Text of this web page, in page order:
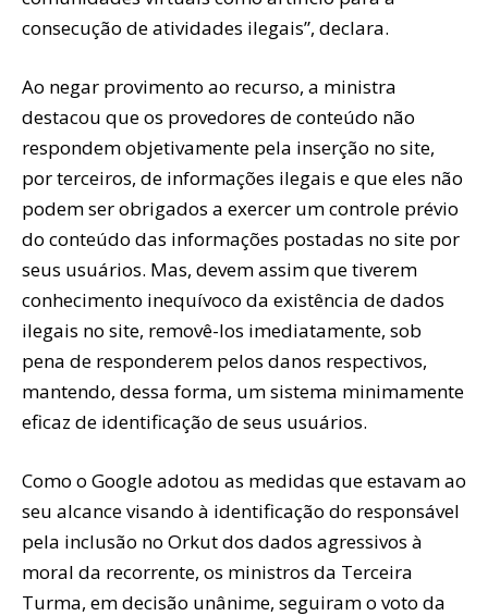
consecução de atividades ilegais”, declara.
Ao negar provimento ao recurso, a ministra
destacou que os provedores de conteúdo não
respondem objetivamente pela inserção no site,
por terceiros, de informações ilegais e que eles não
podem ser obrigados a exercer um controle prévio
do conteúdo das informações postadas no site por
seus usuários. Mas, devem assim que tiverem
conhecimento inequívoco da existência de dados
ilegais no site, removê-los imediatamente, sob
pena de responderem pelos danos respectivos,
mantendo, dessa forma, um sistema minimamente
eficaz de identificação de seus usuários.
Como o Google adotou as medidas que estavam ao
seu alcance visando à identificação do responsável
pela inclusão no Orkut dos dados agressivos à
moral da recorrente, os ministros da Terceira
Turma, em decisão unânime, seguiram o voto da